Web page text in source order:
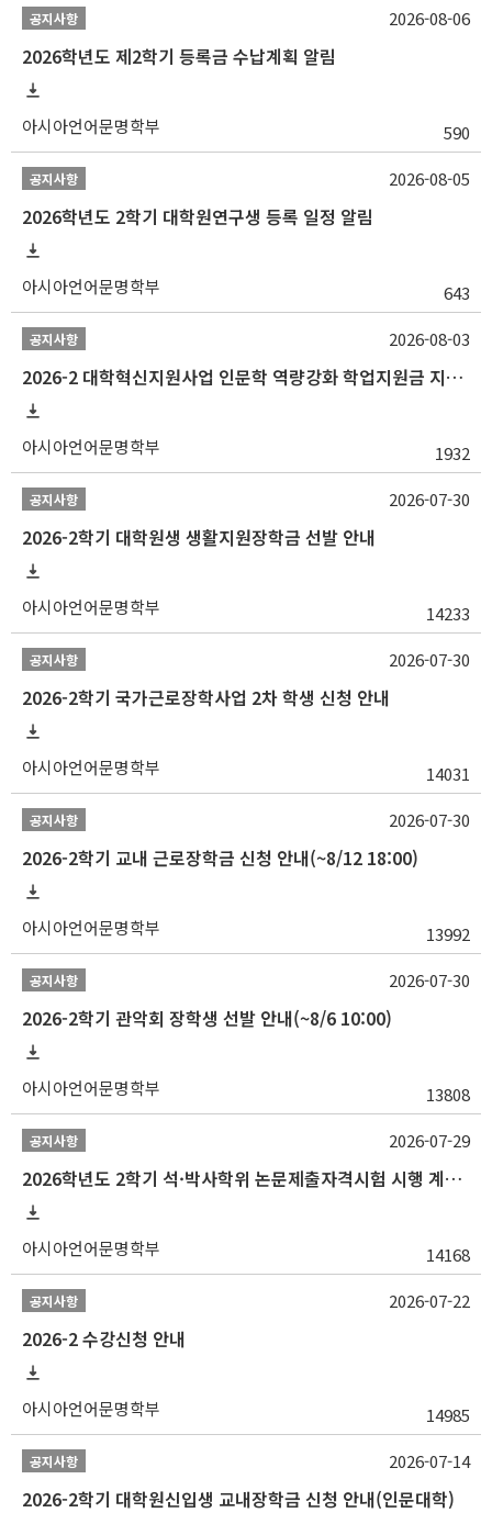
공지사항
2026학년도 제2학기 등록금 수납계획 알림
아시아언어문명학부 590
2026-08-06
공지사항
2026학년도 2학기 대학원연구생 등록 일정 알림
아시아언어문명학부 643
2026-08-05
공지사항
2026-2 대학혁신지원사업 인문학 역량강화 학업지원금 지원 선발 안내 (학/석/박사)
아시아언어문명학부 1932
2026-08-03
공지사항
2026-2학기 대학원생 생활지원장학금 선발 안내
아시아언어문명학부 14233
2026-07-30
공지사항
2026-2학기 국가근로장학사업 2차 학생 신청 안내
아시아언어문명학부 14031
2026-07-30
공지사항
2026-2학기 교내 근로장학금 신청 안내(~8/12 18:00)
아시아언어문명학부 13992
2026-07-30
공지사항
2026-2학기 관악회 장학생 선발 안내(~8/6 10:00)
아시아언어문명학부 13808
2026-07-30
공지사항
2026학년도 2학기 석·박사학위 논문제출자격시험 시행 계획 공고
아시아언어문명학부 14168
2026-07-29
공지사항
2026-2 수강신청 안내
아시아언어문명학부 14985
2026-07-22
공지사항
2026-2학기 대학원신입생 교내장학금 신청 안내(인문대학)
2026-07-14